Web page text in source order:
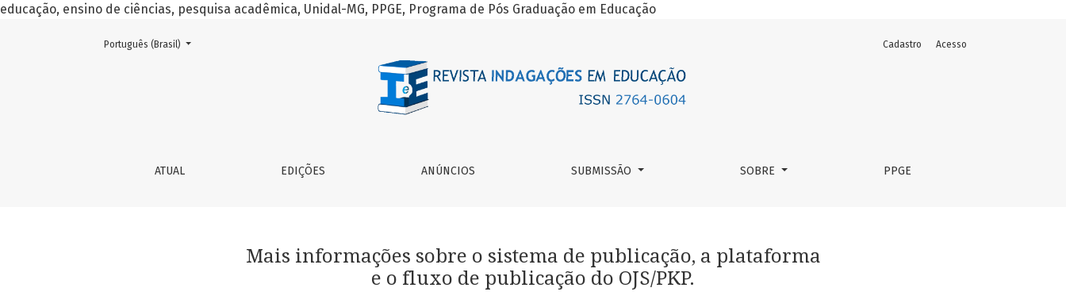
educação, ensino de ciências, pesquisa acadêmica, Unidal-MG, PPGE, Programa de Pós Graduação em Educação
Mais informações sobre o sistema de publicação, a plataforma e o fluxo de publicação do OJS/PKP.
ATUAL EDIÇÕES ANÚNCIOS SUBMISSÃO SOBRE PPGE
Cadastro Acesso
##plugins.themes.healthSciences.language.toggle##
Português (Brasil)
Mais informações sobre o sistema de publicação, a plataforma
e o fluxo de publicação do OJS/PKP.